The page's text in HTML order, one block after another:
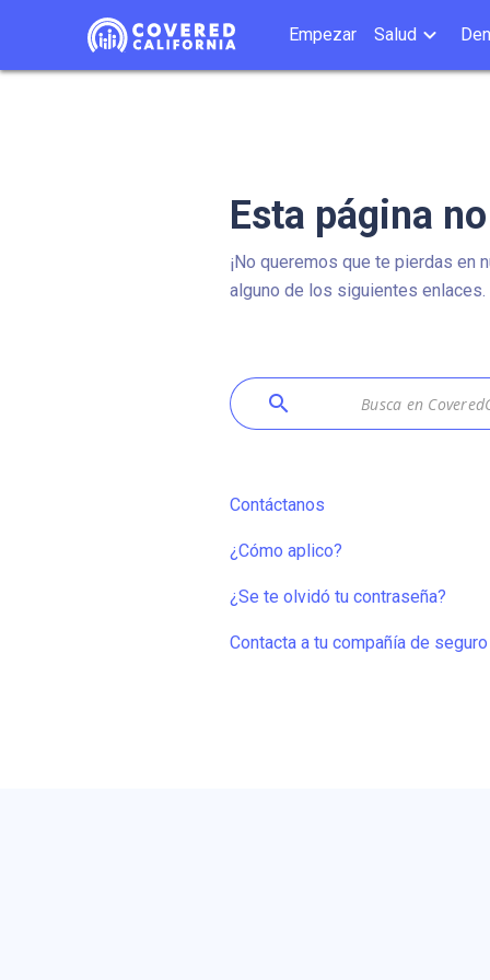
Empezar Salud
Esta página
¡No queremos que te pierdas en
alguno de los siguientes enlaces.
search
Contáctanos
¿Cómo aplico?
¿Se te olvidó tu contraseña?
Contacta a tu compañía de seguro